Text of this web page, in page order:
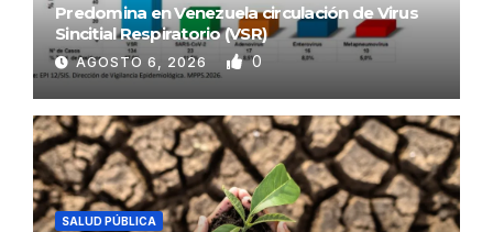
Predomina en Venezuela circulación de Virus
Sincitial Respiratorio (VSR)
AGOSTO 6, 2026 0
SALUD PÚBLICA